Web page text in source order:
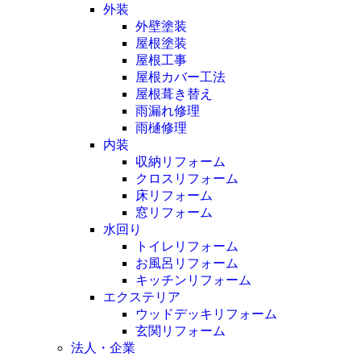
外装
外壁塗装
屋根塗装
屋根工事
屋根カバー工法
屋根葺き替え
雨漏れ修理
雨樋修理
内装
収納リフォーム
クロスリフォーム
床リフォーム
窓リフォーム
水回り
トイレリフォーム
お風呂リフォーム
キッチンリフォーム
エクステリア
ウッドデッキリフォーム
玄関リフォーム
法人・企業